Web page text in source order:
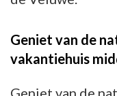
Geniet van de
vakantiehuis
Geniet van de